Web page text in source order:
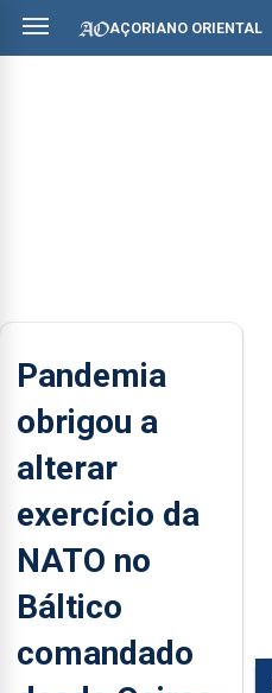
AÇORIANO ORIENTAL
Pandemia
obrigou a
alterar
exercício da
NATO no
Báltico
comandado